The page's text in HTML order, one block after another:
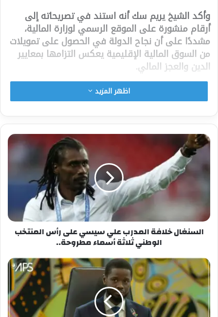
وأكد الشيخ يريم سكأنه استند في تصريحاته إلى
أرقام منشورة على الموقع الرسمي لوزارة المالية،
مشددًا على أن نجاح الدولة في الحصول على تمويلات
من السوق المالية الإقليمية يعكس التزامها بمعايير
الدين والعجز المالي.
تنسيقية الصحافةبيانها بالتأكيد على أن حرية
التعبير والصحافة مكفولة بالدستور، داعية إلى الإفراج
الفوري عن الصحفي وضرورة احترام حقوق الصحفيين
في إبداء آرائهم بحرية.
شارك هذا الموضوع:
فيس بوك
معجب بهذه:
اظهر المزيد
السنغال خلافة المدرب علي سيسي على رأس المنتخب
الوطني ثلاثة أسماء مطروحة..